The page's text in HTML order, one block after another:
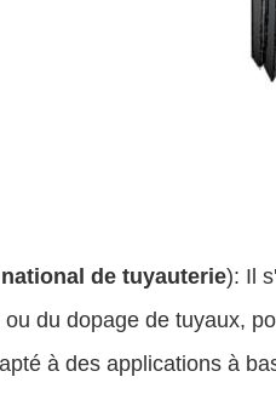
de tuyauterie): Il
du dopage de tuyaux,
à des applications à